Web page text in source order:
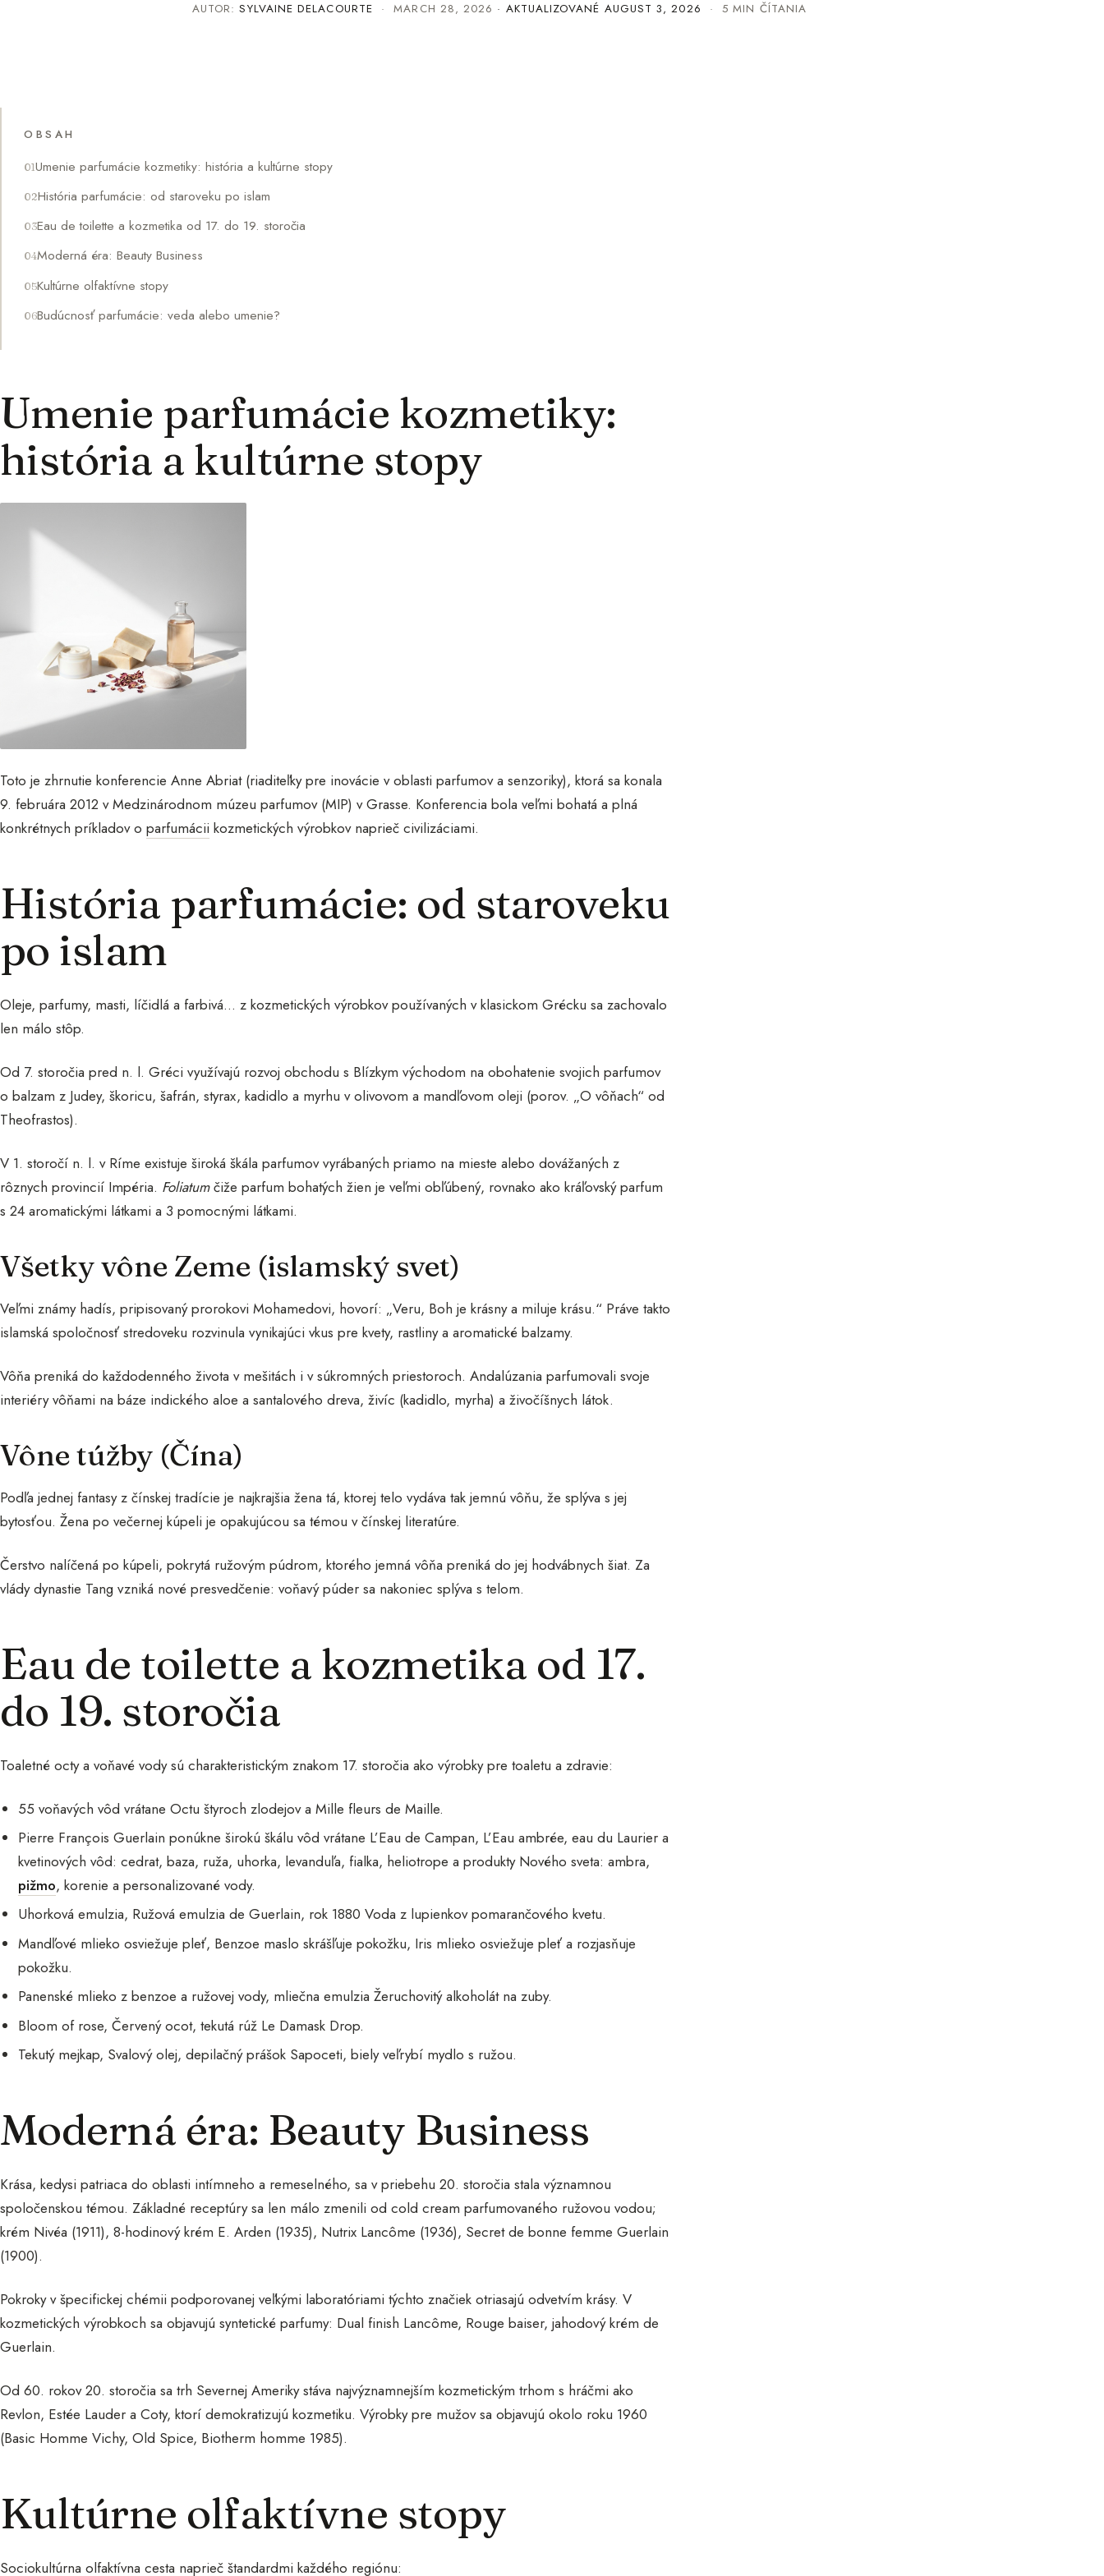
AUTOR:SYLVAINE DELACOURTE ·MARCH 28, 2026 · AKTUALIZOVANÉ AUGUST 3, 2026 · 5 MIN ČÍTANIA
OBSAH
Umenie parfumácie kozmetiky: história a kultúrne stopy
História parfumácie: od staroveku po islam
Eau de toilette a kozmetika od 17. do 19. storočia
Moderná éra: Beauty Business
Kultúrne olfaktívne stopy
Budúcnosť parfumácie: veda alebo umenie?
Umenie parfumácie kozmetiky:
história a kultúrne stopy
Toto je zhrnutie konferencie Anne Abriat (riaditeľky pre inovácie v oblasti parfumov a senzoriky), ktorá sa konala
9. februára 2012 v Medzinárodnom múzeu parfumov (MIP) v Grasse. Konferencia bola veľmi bohatá a plná
konkrétnych príkladov o parfumácii kozmetických výrobkov naprieč civilizáciami.
História parfumácie: od staroveku
po islam
Oleje, parfumy, masti, líčidlá a farbivá… z kozmetických výrobkov používaných v klasickom Grécku sa zachovalo
len málo stôp.
Od 7. storočia pred n. l. Gréci využívajú rozvoj obchodu s Blízkym východom na obohatenie svojich parfumov
o balzam z Judey, škoricu, šafrán, styrax, kadidlo a myrhu v olivovom a mandľovom oleji (porov. „O vôňach“ od
Theofrastos).
V 1. storočí n. l. v Ríme existuje široká škála parfumov vyrábaných priamo na mieste alebo dovážaných z
rôznych provincií Impéria. Foliatumčiže parfum bohatých žien je veľmi obľúbený, rovnako ako kráľovský parfum
s 24 aromatickými látkami a 3 pomocnými látkami.
Všetky vône Zeme (islamský svet)
Veľmi známy hadís, pripisovaný prorokovi Mohamedovi, hovorí: „Veru, Boh je krásny a miluje krásu.“ Práve takto
islamská spoločnosť stredoveku rozvinula vynikajúci vkus pre kvety, rastliny a aromatické balzamy.
Vôňa preniká do každodenného života v mešitách i v súkromných priestoroch. Andalúzania parfumovali svoje
interiéry vôňami na báze indického aloe a santalového dreva, živíc (kadidlo, myrha) a živočíšnych látok.
Vône túžby (Čína)
Podľa jednej fantasy z čínskej tradície je najkrajšia žena tá, ktorej telo vydáva tak jemnú vôňu, že splýva s jej
bytosťou. Žena po večernej kúpeli je opakujúcou sa témou v čínskej literatúre.
Čerstvo nalíčená po kúpeli, pokrytá ružovým púdrom, ktorého jemná vôňa preniká do jej hodvábnych šiat. Za
vlády dynastie Tang vzniká nové presvedčenie: voňavý púder sa nakoniec splýva s telom.
Eau de toilette a kozmetika od 17.
do 19. storočia
Toaletné octy a voňavé vody sú charakteristickým znakom 17. storočia ako výrobky pre toaletu a zdravie:
55 voňavých vôd vrátane Octu štyroch zlodejov a Mille fleurs de Maille.
Pierre François Guerlain ponúkne širokú škálu vôd vrátane L’Eau de Campan, L’Eau ambrée, eau du Laurier a
kvetinových vôd: cedrat, baza, ruža, uhorka, levanduľa, fialka, heliotrope a produkty Nového sveta: ambra,
pižmo, korenie a personalizované vody.
Uhorková emulzia, Ružová emulzia de Guerlain, rok 1880 Voda z lupienkov pomarančového kvetu.
Mandľové mlieko osviežuje pleť, Benzoe maslo skrášľuje pokožku, Iris mlieko osviežuje pleť a rozjasňuje
pokožku.
Panenské mlieko z benzoe a ružovej vody, mliečna emulzia Žeruchovitý alkoholát na zuby.
Bloom of rose, Červený ocot, tekutá rúž Le Damask Drop.
Tekutý mejkap, Svalový olej, depilačný prášok Sapoceti, biely veľrybí mydlo s ružou.
Moderná éra: Beauty Business
Krása, kedysi patriaca do oblasti intímneho a remeselného, sa v priebehu 20. storočia stala významnou
spoločenskou témou. Základné receptúry sa len málo zmenili od cold cream parfumovaného ružovou vodou;
krém Nivéa (1911), 8-hodinový krém E. Arden (1935), Nutrix Lancôme (1936), Secret de bonne femme Guerlain
(1900).
Pokroky v špecifickej chémii podporovanej veľkými laboratóriami týchto značiek otriasajú odvetvím krásy. V
kozmetických výrobkoch sa objavujú syntetické parfumy: Dual finish Lancôme, Rouge baiser, jahodový krém de
Guerlain.
Od 60. rokov 20. storočia sa trh Severnej Ameriky stáva najvýznamnejším kozmetickým trhom s hráčmi ako
Revlon, Estée Lauder a Coty, ktorí demokratizujú kozmetiku. Výrobky pre mužov sa objavujú okolo roku 1960
(Basic Homme Vichy, Old Spice, Biotherm homme 1985).
Kultúrne olfaktívne stopy
Sociokultúrna olfaktívna cesta naprieč štandardmi každého regiónu: